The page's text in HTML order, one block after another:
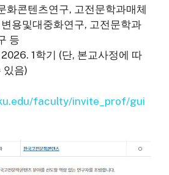
화콘텐츠연구, 고전문학과매체
용및대중화연구, 고전문학과
등
1학기 (단, 본교사정에 따
있음)
faculty/invite_prof/gui